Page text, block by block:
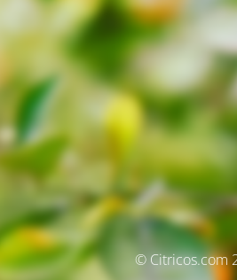
© Citricos.com